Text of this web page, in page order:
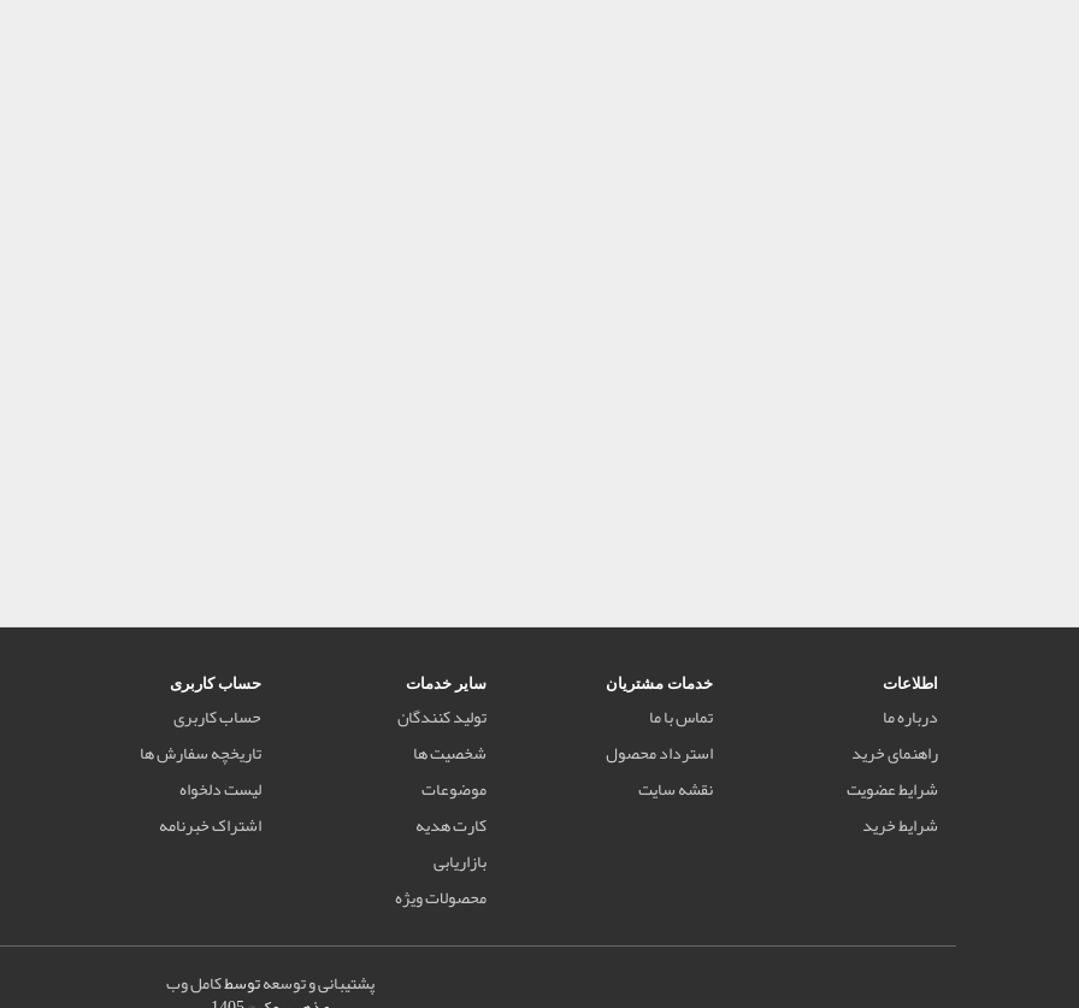
اطلاعات
درباره ما
راهنمای خرید
شرایط عضویت
شرایط خرید
خدمات مشتریان
تماس با ما
استرداد محصول
نقشه سایت
سایر خدمات
تولید کنندگان
شخصیت ها
موضوعات
کارت هدیه
بازاریابی
محصولات ویژه
حساب کاربری
حساب کاربری
تاریخچه سفارش ها
لیست دلخواه
اشتراک خبرنامه
پشتیبانی و توسعهتوسطکامل وب